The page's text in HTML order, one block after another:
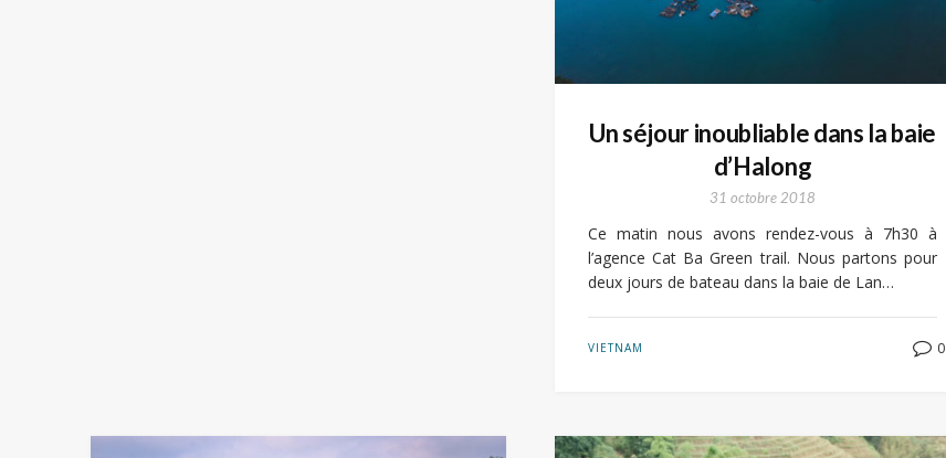
Un séjour inoubliable dans la baie
d’Halong
31 octobre 2018
Ce matin nous avons rendez-vous à 7h30 à
l’agence Cat Ba Green trail. Nous partons pour
deux jours de bateau dans la baie de Lan…
VIETNAM 0